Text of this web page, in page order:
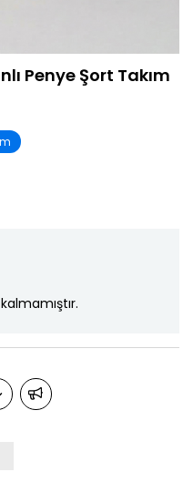
Penye Şort Takım